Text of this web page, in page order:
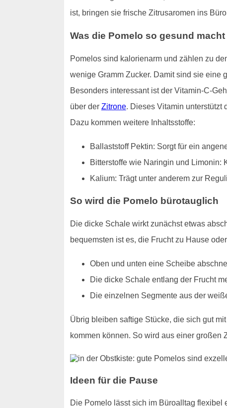
ist, bringen sie frische Zitrusaromen ins
Was die Pomelo so gesund macht
Pomelos sind kalorienarm und zählen zu
wenige Gramm Zucker. Damit sind sie eine
Besonders interessant ist der Vitamin-C-
über der Zitrone. Dieses Vitamin unterstützt
Dazu kommen weitere Inhaltsstoffe:
Ballaststoff Pektin: Sorgt für ein
Bitterstoffe wie Naringin und Limonin:
Kalium: Trägt unter anderem zur
So wird die Pomelo bürotauglich
Die dicke Schale wirkt zunächst etwas
bequemsten ist es, die Frucht zu Hause
Oben und unten eine Scheibe
Die dicke Schale entlang der Frucht
Die einzelnen Segmente aus der
Übrig bleiben saftige Stücke, die sich gut
kommen können. So wird aus einer großen
Ideen für die Pause
Die Pomelo lässt sich im Büroalltag flexibel